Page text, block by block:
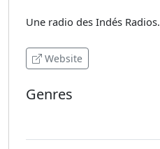
Une radio des Indés Radios.
Website
Genres